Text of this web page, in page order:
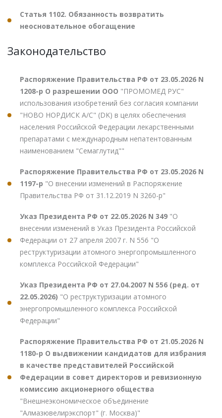
Статья 1102. Обязанность возвратить
неосновательное обогащение
Законодательство
Распоряжение Правительства РФ от 23.05.2026 N
1208-р О разрешении ООО "ПРОМОМЕД РУС"
использования изобретений без согласия компании
"НОВО НОРДИСК А/С" (DK) в целях обеспечения
населения Российской Федерации лекарственными
препаратами с международным непатентованным
наименованием "Семаглутид""
Распоряжение Правительства РФ от 23.05.2026 N
1197-р "О внесении изменений в Распоряжение
Правительства РФ от 31.12.2019 N 3260-р"
Указ Президента РФ от 22.05.2026 N 349 "О
внесении изменений в Указ Президента Российской
Федерации от 27 апреля 2007 г. N 556 "О
реструктуризации атомного энергопромышленного
комплекса Российской Федерации"
Указ Президента РФ от 27.04.2007 N 556 (ред. от
22.05.2026) "О реструктуризации атомного
энергопромышленного комплекса Российской
Федерации"
Распоряжение Правительства РФ от 21.05.2026 N
1180-р О выдвижении кандидатов для избрания
в качестве представителей Российской
Федерации в совет директоров и ревизионную
комиссию акционерного общества
"Внешнеэкономическое объединение
"Алмазювелирэкспорт" (г. Москва)"